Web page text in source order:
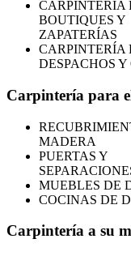
CARPINTERÍA
BOUTIQUES Y
ZAPATERÍAS
CARPINTERÍA
DESPACHOS
Carpintería para
MADERA
PUERTAS Y
MUEBLES DE
COCINAS DE
Carpintería a su